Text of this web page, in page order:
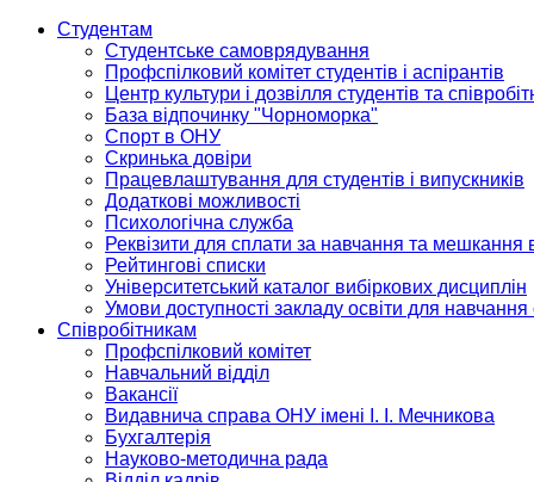
Студентам
Студентське самоврядування
Профспілковий комітет студентів і аспірантів
Центр культури і дозвілля студентів та
База відпочинку "Чорноморка"
Спорт в ОНУ
Скринька довіри
Працевлаштування для студентів і випускників
Додаткові можливості
Психологічна служба
Реквізити для сплати за навчання та мешкання
Рейтингові списки
Університетський каталог вибіркових дисциплін
Умови доступності закладу освіти для
Співробітникам
Профспілковий комітет
Навчальний відділ
Вакансії
Видавнича справа ОНУ імені І. І. Мечникова
Бухгалтерія
Науково-методична рада